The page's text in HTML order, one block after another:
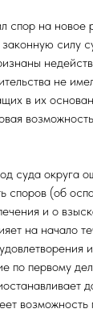
спор на новое
законную силу
не
в их
суда округа
споров (об
и о
на начало
по первому
возможность